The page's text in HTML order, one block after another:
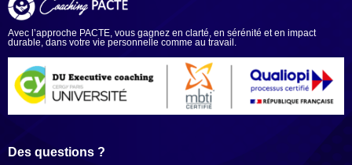
Avec l’approche PACTE, vous gagnez en clarté, en sérénité et en impact
durable, dans votre vie personnelle comme au travail.
Des questions ?